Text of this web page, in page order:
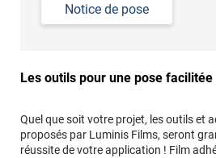
Notice de pose
Les outils pour une pose facilitée
Quel que soit votre projet, les outils et
proposés par Luminis Films, seront
réussite de votre application ! Film